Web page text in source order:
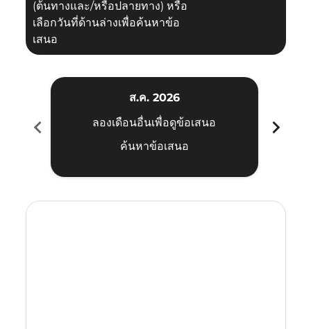
(ต้นทางและ/หรือปลายทาง) หรือ
เลือกวันที่ด้านล่างเพื่อค้นหาข้อ
เสนอ
chevron_left
ส.ค. 2026
ลองเดือนอื่นเพื่อดูข้อเสนอ
ค้นหาข้อเสนอ
chevron_right